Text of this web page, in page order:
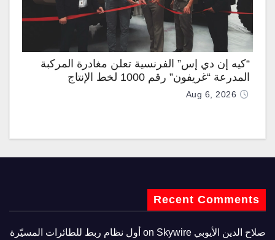
“كيه إن دي إس” الفرنسية تعلن مغادرة المركبة
المدرعة “غريفون” رقم 1000 لخط الإنتاج
Aug 6, 2026
Recent Comments
صلاح الدين الأيوبي
Skywire أول نظام ربط للطائرات المسيّرة